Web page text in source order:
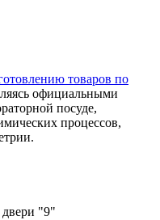
товаров по
официальными
посуде,
процессов,
двери "9"